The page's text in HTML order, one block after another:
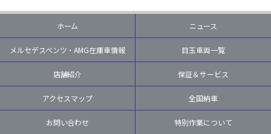
ホーム ニュース
メルセデスベンツ・AMG在庫車情報 目玉車両一覧
店舗紹介 保証＆サービス
アクセスマップ 全国納車
お問い合わせ 特別作業について